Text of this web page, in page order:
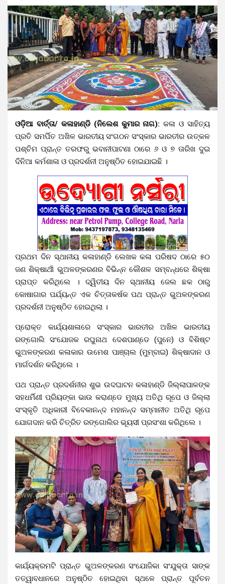
ଓଡ଼ିଆ ବାର୍ତ୍ତା/ କଳାହାଣ୍ଡି (ନିଲେଶ କୁମାର ନାଗ): କଳା ଓ ସାହିତ୍ୟ
ପ୍ରତି ସମର୍ପିତ ଅଖିଳ ଭାରତୀୟ ସଂଗଠନ ସଂସ୍କାର ଭାରତୀର ଉତ୍କଳ
ପଶ୍ଚିମ ପ୍ରାନ୍ତ ତରଫରୁ ଭବାନୀପାଟଣା ଠାରେ ୬ ଓ ୭ ତାରିଖ ଦୁଇ
ଦିନିଆ କର୍ମଶାଳା ଓ ପ୍ରଦର୍ଶନୀ ଅନୁଷ୍ଠିତ ହୋଇଯାଇଛି ।
ପ୍ରଥମ ଦିନ ସ୍ଥାନୀୟ କଳାହାଣ୍ଡି ଲେଖକ କଳା ପରିଷଦ ଠାରେ ୫୦
ଜଣ ଶିକ୍ଷାର୍ଥୀ ଭୁଅଳଙ୍କରଣର ବିଭିନ୍ନ କୌଶଳ ସମ୍ବନ୍ଧରେ ଶିକ୍ଷା
ପ୍ରାପ୍ତ କରିଥିଲେ । ଦ୍ୱିତୀୟ ଦିନ ସ୍ଥାନୀୟ ଜେଲ ଛକ ଠାରୁ
କୋଷାଗାର ପର୍ଯ୍ୟନ୍ତ ଏକ ଚିତ୍ତାକର୍ଷକ ପଥ ପ୍ରାନ୍ତ ଭୁଅଳଙ୍କରଣ
ପ୍ରଦର୍ଶନୀ ଅନୁଷ୍ଠିତ ହୋଇଥିଲା ।
ପ୍ରୋକ୍ତ କାର୍ଯ୍ୟଶାଳାରେ ସଂସ୍କାର ଭାରତୀର ଅଖିଳ ଭାରତୀୟ
ରଙ୍ଗୋଲି ସଂଯୋଜକ ରଘୁନାଥ ଦେଶପାଣ୍ଡେ (ପୁନେ) ଓ ବିଶିଷ୍ଟ
ଭୁଅଳଙ୍କରଣ କଳାକାର ଉମେଶ ପାଞ୍ଚାଲ (ମୁମ୍ବାଇ) ଶିକ୍ଷାଦାନ ଓ
ମାର୍ଗଦର୍ଶନ କରିଥିଲେ ।
ପଥ ପ୍ରାନ୍ତ ପ୍ରଦର୍ଶନୀର ଶୁଭ ଉଦଘାଟନ କଳାହାଣ୍ଡି ଜିଲ୍ଲାପାଳଙ୍କ
ସହଧର୍ମିଣୀ ପ୍ରିୟଙ୍କା ଭାଉ କରାଣ୍ଡେ ମୁଖ୍ୟ ଅତିଥି ରୂପେ ଓ ଜିଲ୍ଲା
ସଂସ୍କୃତି ଅଧିକାରୀ ବିବେକାନନ୍ଦ ମହାନନ୍ଦ ସମ୍ମାନୀତ ଅତିଥି ରୂପେ
ଯୋଗଦାନ କରି ଚିତ୍ରିତ ରଙ୍ଗୋଲିର ଭୂୟସୀ ପ୍ରସଂଶା କରିଥିଲେ ।
କାର୍ଯ୍ୟକ୍ରମଟି ପ୍ରାନ୍ତ ଭୁଅଳଙ୍କରଣ ସଂଯୋଜିକା ସଂଯୁକ୍ତା ସାଙ୍କ
ତତ୍ୱାବଧାନରେ ଅନୁଷ୍ଠିତ ହୋଇଥିବା ସ୍ଥଳେ ପ୍ରାନ୍ତ ପୂର୍ବତନ